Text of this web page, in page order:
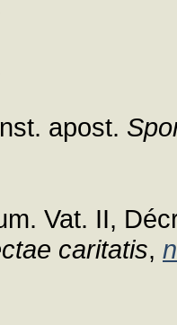
apost.
Vat. II,
caritatis,